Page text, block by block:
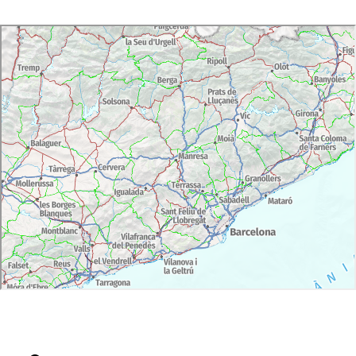
l'ús de guants (en ambdós casos, l'organització
n'hi pot cedir gratuïtament)
En l'opció de lloguer de bicicleta tradicional,
aquesta inclou una Btt amb frens de disc i 24
velocitats (Megamo MT2 o similar).
En l'opció de bici elèctrica (e-bike) es tracta
d'una bici similar amb assistència elèctrica al
pedaleig. Es recomana bicicleta BTT elèctrica*
(e-bike) si no és usuari habitual de BTT. *(Es
disposarà de Bici Btt Elèctric (e-bike), prèvia
reserva de 10 dies).
Ruta circular de 98 km i 1082 metres de
desnivell acumulat en total en 4 dies.
Accessibilitat: Experiència no accessible
Preu per persona. Mínim reserva de grup de 4